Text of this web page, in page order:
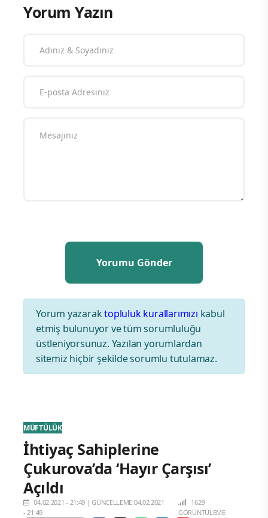
Yorum Yazın
Yorum yazaraktopluluk kurallarımızı kabul
etmiş bulunuyor ve tüm sorumluluğu
üstleniyorsunuz. Yazılan yorumlardan
sitemiz hiçbir şekilde sorumlu tutulamaz.
MÜFTÜLÜK
İhtiyaç Sahiplerine
Çukurova’da ‘Hayır Çarşısı’
Açıldı
04.02.2021 - 21:49 |GÜNCELLEME:04.02.2021
- 21:49
1629
GÖRÜNTÜLEME